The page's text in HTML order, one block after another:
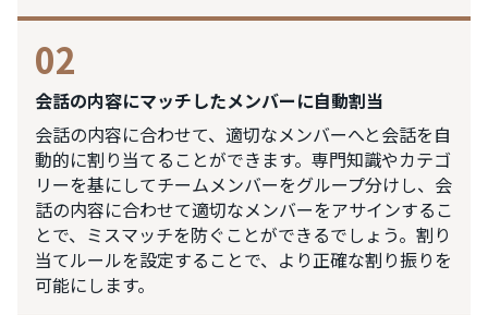
02
会話の内容にマッチしたメンバーに自動割当
会話の内容に合わせて、適切なメンバーへと会話を自
動的に割り当てることができます。専門知識やカテゴ
リーを基にしてチームメンバーをグループ分けし、会
話の内容に合わせて適切なメンバーをアサインするこ
とで、ミスマッチを防ぐことができるでしょう。割り
当てルールを設定することで、より正確な割り振りを
可能にします。